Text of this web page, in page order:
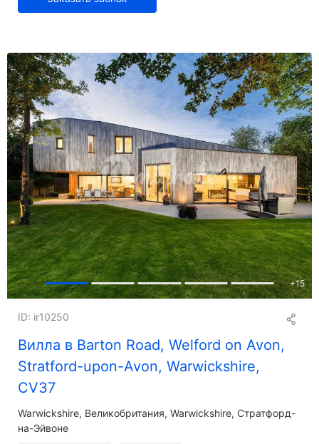
+15
Вилла в Barton Road, Welford on Avon,
Stratford-upon-Avon, Warwickshire,
CV37
ID: ir10250
Warwickshire Великобритания, Warwickshire, Стратфорд-
на-Эйвоне